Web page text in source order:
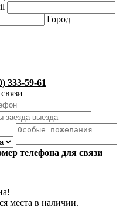
Город
333-59-61
телефона для связи
места в наличии.